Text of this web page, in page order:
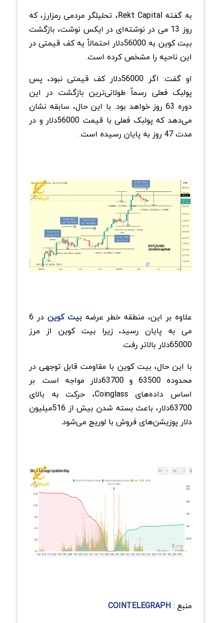
به گفته Rekt Capital، تحلیلگر مردمی رمزارز، که
روز 13 می در نوشته‌ای در ایکس نوشت، بازگشت
بیت کوین به 56000‌دلار احتمالاً یه کف قیمتی در
این ناحیه را مشخص کرده است.
او گفت: اگر 56000‌دلار کف قیمتی نبود، پس
پولبک فعلی رسماً طولانی‌ترین بازگشت در این
دوره 63‌ روز خواهد بود. با این حال، سابقه نشان
می‌دهد که پولبک فعلی با قیمت 56000‌دلار و در
مدت 47 روز به پایان رسیده است.
علاوه بر این، منطقه خطر عرضهبیت کوین
در 6
می به پایان رسید، زیرا بیت کوین از مرز
65000‌دلار بالاتر رفت.
با این حال، بیت کوین با مقاومت قابل توجهی در
محدوده 63500 و 63700‌دلار مواجه است. بر
اساس داده‌های Coinglass، حرکت به بالای
63700‌دلار، باعث بسته شدن بیش از 516‌میلیون
دلار پوزیشن‌های فروش با لوریج می‌شود.
منبع :COINTELEGRAPH